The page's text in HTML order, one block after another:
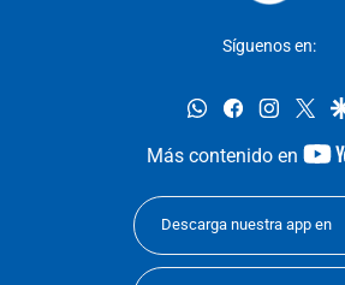
Síguenos en:
whatsappfacebook
Más contenido en
Descarga nuestra app en